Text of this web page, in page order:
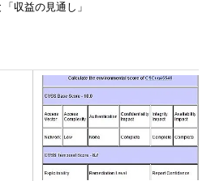
「収益の見通し」